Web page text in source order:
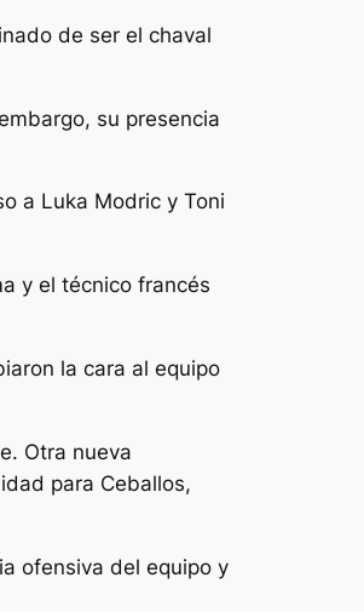
de ser el chaval
su presencia
a Luka Modric y Toni
y el técnico francés
la cara al equipo
Otra nueva
para Ceballos,
ofensiva del equipo y